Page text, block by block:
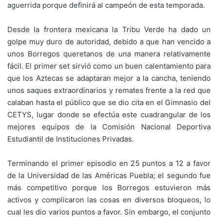
aguerrida porque definirá al campeón de esta temporada.
Desde la frontera mexicana la Tribu Verde ha dado un
golpe muy duro de autoridad, debido a que han vencido a
unos Borregos queretanos de una manera relativamente
fácil. El primer set sirvió como un buen calentamiento para
que los Aztecas se adaptaran mejor a la cancha, teniendo
unos saques extraordinarios y remates frente a la red que
calaban hasta el público que se dio cita en el Gimnasio del
CETYS, lugar donde se efectúa este cuadrangular de los
mejores equipos de la Comisión Nacional Deportiva
Estudiantil de Instituciones Privadas.
Terminando el primer episodio en 25 puntos a 12 a favor
de la Universidad de las Américas Puebla; el segundo fue
más competitivo porque los Borregos estuvieron más
activos y complicaron las cosas en diversos bloqueos, lo
cual les dio varios puntos a favor. Sin embargo, el conjunto